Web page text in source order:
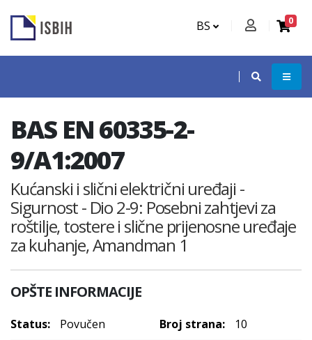
BS 0
BAS EN 60335-2-
9/A1:2007
Kućanski i slični električni uređaji -
Sigurnost - Dio 2-9: Posebni zahtjevi za
roštilje, tostere i slične prijenosne uređaje
za kuhanje, Amandman 1
OPŠTE INFORMACIJE
Status: Povučen Broj strana: 10